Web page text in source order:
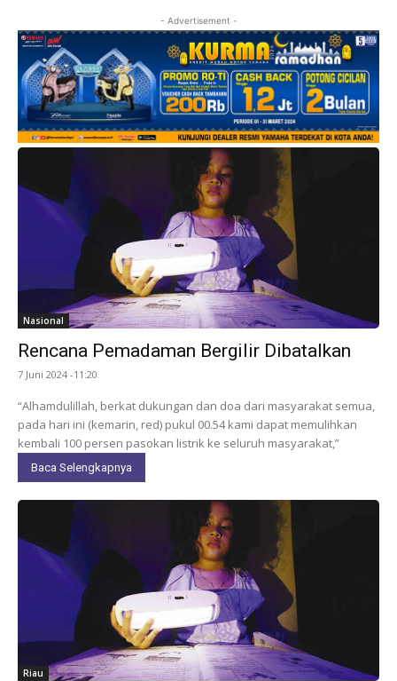
- Advertisement -
Nasional
Rencana Pemadaman Bergilir Dibatalkan
7 Juni 2024 -11:20
“Alhamdulillah, berkat dukungan dan doa dari masyarakat semua,
pada hari ini (kemarin, red) pukul 00.54 kami dapat memulihkan
kembali 100 persen pasokan listrik ke seluruh masyarakat,”
Baca Selengkapnya
Riau